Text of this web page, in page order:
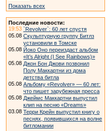
Показать всех
Последние новости:
19:53 `Revolver`: 60 лет спустя
05.08 Скульптурную группу Битлз
установили в Томске
05.08 Йоко Оно переиздаст альбом
«It’s Alright (I See Rainbows)»
05.08 Джон Бон Джови позвонил
Полу Маккартни из дома
детства битла
05.08 Альбому «Revolver» — 60 лет:
что пишет зарубежная пресса
05.08 Джеймс Маккартни выпустил
клип на песню «Dreams»
03.08 Терри Крейн выпустил книгу о
песнях, появившихся на волне
битломании